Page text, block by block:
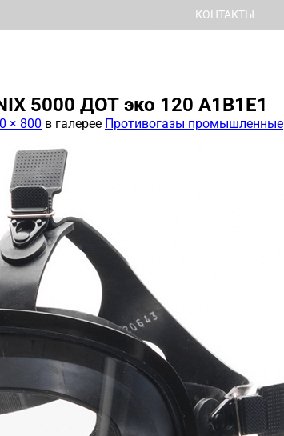
КОНТАКТЫ
5000 ДОТ эко 120 А1В1Е1
× 800 в галерее Противогазы промышленные